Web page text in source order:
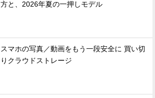
方と、2026年夏の一押しモデル
スマホの写真／動画をもう一段安全に 買い切
りクラウドストレージ